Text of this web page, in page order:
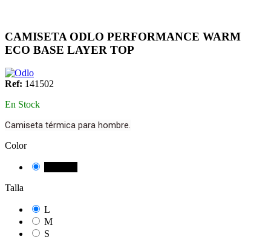
CAMISETA ODLO PERFORMANCE WARM
ECO BASE LAYER TOP
Ref: 141502
En Stock
Camiseta térmica para hombre.
Color
Talla
L
M
S